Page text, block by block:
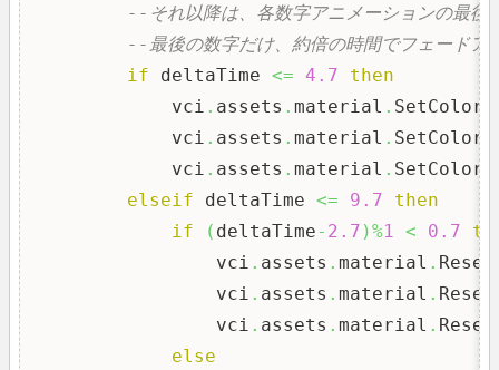
--それ以降は、各数字アニメーションの最
--最後の数字だけ、約倍の時間でフェードア
if deltaTime <= 4.7
then
            vci
. assets . material . SetColor
            vci
. assets . material . SetColor
            vci
. assets . material . SetColor
elseif deltaTime <= 9.7
then
if
( deltaTime- 2.7 )%1 < 0.7
                vci
. assets . material . Reset
                vci
. assets . material . Reset
                vci
. assets . material . Reset
else